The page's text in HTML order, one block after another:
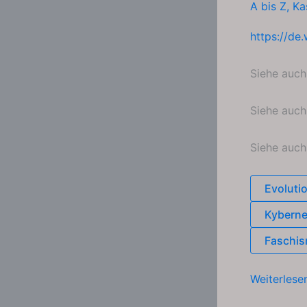
A bis Z,
https://
Siehe auch
Siehe auch
Siehe auch
Eugenik